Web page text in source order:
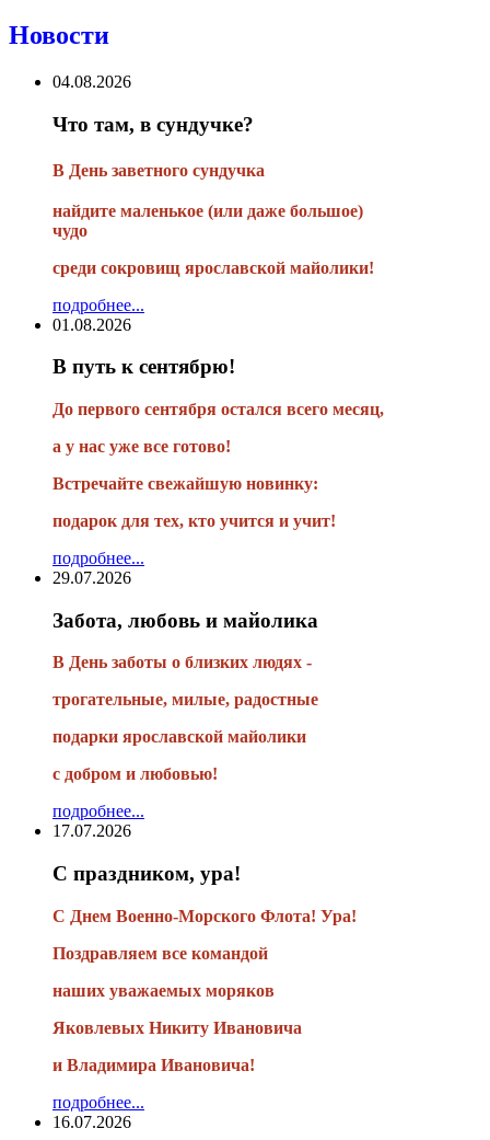
Новости
04.08.2026
Что там, в сундучке?
В День заветного сундучка
найдите маленькое (или даже большое)
чудо
среди сокровищ ярославской майолики!
подробнее...
01.08.2026
В путь к сентябрю!
До первого сентября остался всего месяц,
а у нас уже все готово!
Встречайте свежайшую новинку:
подарок для тех, кто учится и учит!
подробнее...
29.07.2026
Забота, любовь и майолика
В День заботы о близких людях -
трогательные, милые, радостные
подарки ярославской майолики
с добром и любовью!
подробнее...
17.07.2026
С праздником, ура!
С Днем Военно-Морского Флота! Ура!
Поздравляем все командой
наших уважаемых моряков
Яковлевых Никиту Ивановича
и Владимира Ивановича!
подробнее...
16.07.2026